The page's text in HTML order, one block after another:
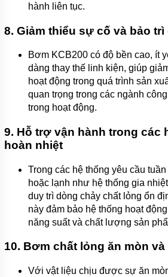
hành liên tục.
8. Giảm thiểu sự cố và bảo trì
Bơm KCB200 có độ bền cao, ít
dàng thay thế linh kiện, giúp
hoạt động trong quá trình sản
quan trọng trong các ngành
trong hoạt động.
9. Hỗ trợ vận hành trong các
hoàn nhiệt
Trong các hệ thống yêu cầu
hoặc lạnh như hệ thống gia
duy trì dòng chảy chất lỏng ổn
này đảm bảo hệ thống hoạt
năng suất và chất lượng sản
10. Bơm chất lỏng ăn mòn và
Với vật liệu chịu được sự ăn